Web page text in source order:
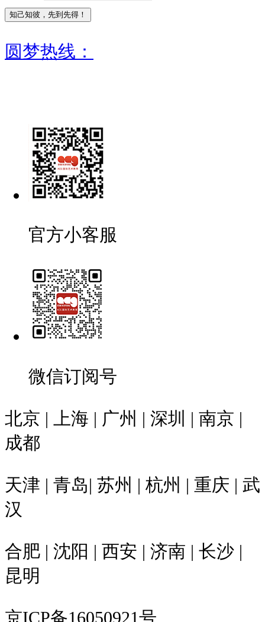
圆梦热线：
官方小客服
微信订阅号
北京 | 上海 | 广州 | 深圳 | 南京 |
成都
天津 | 青岛| 苏州 | 杭州 | 重庆 | 武
汉
合肥 | 沈阳 | 西安 | 济南 | 长沙 |
昆明
京ICP备16050921号